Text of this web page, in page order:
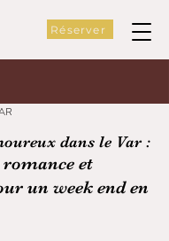
Réserver
dans le Var :
romance et
un week end en